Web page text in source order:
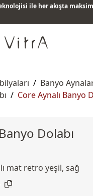
ile her akışta
/ Banyo
/ Core Aynalı Banyo
Dolabı
mat retro yeşil, sağ